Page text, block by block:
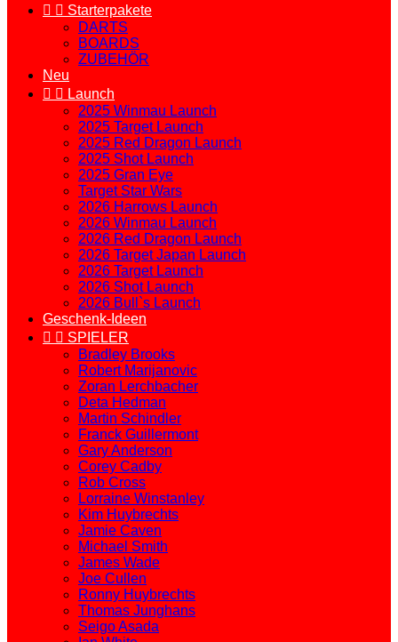
  Starterpakete
DARTS
BOARDS
ZUBEHÖR
Neu
  Launch
2025 Winmau Launch
2025 Target Launch
2025 Red Dragon Launch
2025 Shot Launch
2025 Gran Eye
Target Star Wars
2026 Harrows Launch
2026 Winmau Launch
2026 Red Dragon Launch
2026 Target Japan Launch
2026 Target Launch
2026 Shot Launch
2026 Bull`s Launch
Geschenk-Ideen
  SPIELER
Bradley Brooks
Robert Marijanovic
Zoran Lerchbacher
Deta Hedman
Martin Schindler
Franck Guillermont
Gary Anderson
Corey Cadby
Rob Cross
Lorraine Winstanley
Kim Huybrechts
Jamie Caven
Michael Smith
James Wade
Joe Cullen
Ronny Huybrechts
Thomas Junghans
Seigo Asada